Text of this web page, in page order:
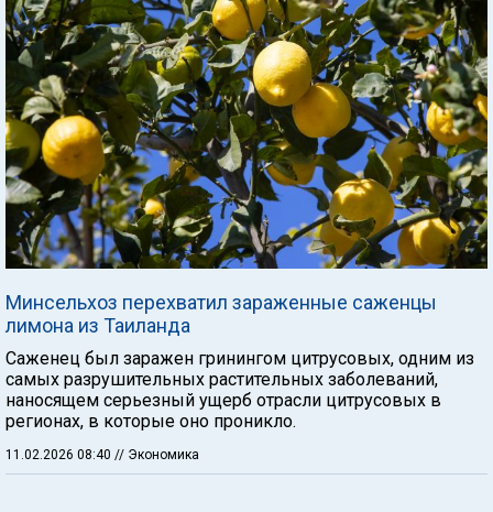
Минсельхоз перехватил зараженные саженцы
лимона из Таиланда
Саженец был заражен гринингом цитрусовых, одним из
самых разрушительных растительных заболеваний,
наносящем серьезный ущерб отрасли цитрусовых в
регионах, в которые оно проникло.
11.02.2026 08:40 // Экономика